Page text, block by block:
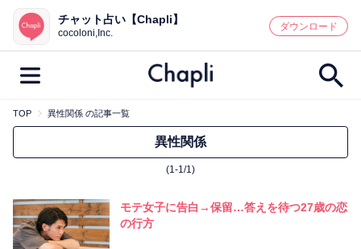
鑑定記事・占い師検索
最新記事一覧
カテゴリー別
鑑定
チャット占い【Chapli】
cocoloni,Inc.
ダウンロード
TOP 異性関係 の記事一覧
異性関係
(1-1/1)
モテ女子に告白→保留…答えを待つ27歳の恋
の行方